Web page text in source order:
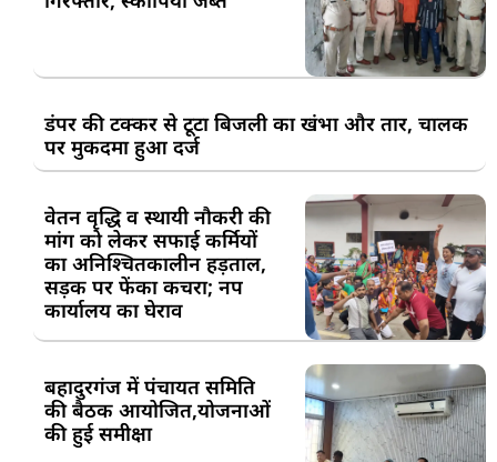
डंपर की टक्कर से टूटा बिजली का खंभा और तार, चालक
पर मुकदमा हुआ दर्ज
वेतन वृद्धि व स्थायी नौकरी की
मांग को लेकर सफाई कर्मियों
का अनिश्चितकालीन हड़ताल,
सड़क पर फेंका कचरा; नप
कार्यालय का घेराव
बहादुरगंज में पंचायत समिति
की बैठक आयोजित,योजनाओं
की हुई समीक्षा